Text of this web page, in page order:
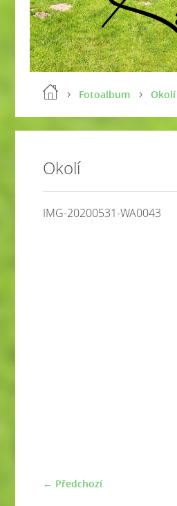
Fotoalbum Okolí
Okolí
IMG-20200531-WA0043
← Předchozí